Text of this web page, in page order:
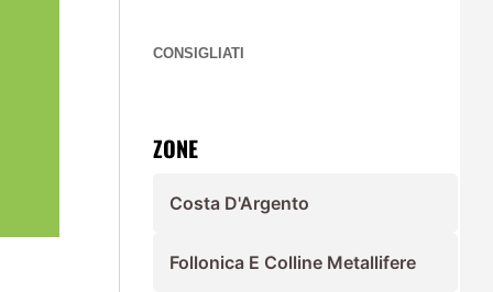
CONSIGLIATI
ZONE
Costa D'Argento
Follonica E Colline Metallifere